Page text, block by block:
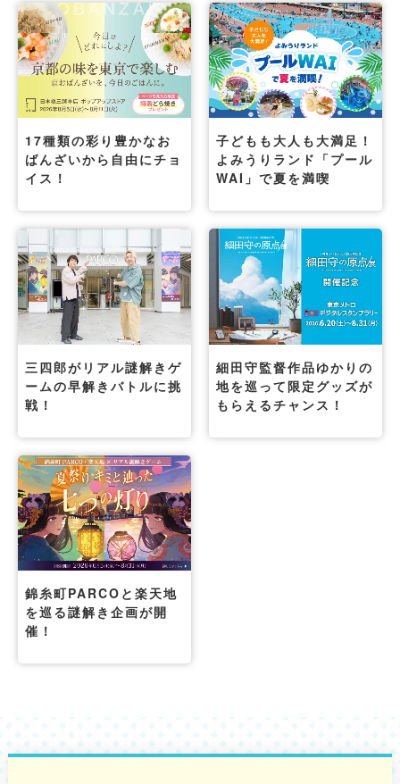
17種類の彩り豊かなお
ばんざいから自由にチョ
イス！
子どもも大人も大満足！
よみうりランド「プール
WAI」で夏を満喫
三四郎がリアル謎解きゲ
ームの早解きバトルに挑
戦！
細田守監督作品ゆかりの
地を巡って限定グッズが
もらえるチャンス！
錦糸町PARCOと楽天地
を巡る謎解き企画が開
催！